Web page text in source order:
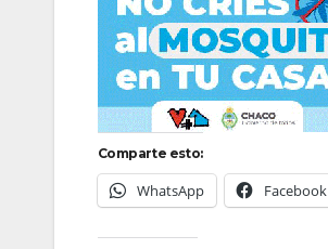
Comparte esto:
WhatsApp Facebook